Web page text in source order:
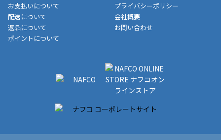
い。
■店舗受取をご選択いただいた場合
ご注文が確認出来次第、お受取される店舗在庫を使用してご準備
をさせていただきます。店舗に在庫がない場合は店舗よりお取り
いただく場合がございます。店舗準備でのお渡しとなる為、商品
のみの受け渡しとなります。（箱や納品書は付属しておりませ
ん）店舗で準備が出来次第、メールにてご連絡させていただきま
お支払いについて
配送について
返品について
ポイントについて
プライバシーポリシー
会社概要
お問い合わせ